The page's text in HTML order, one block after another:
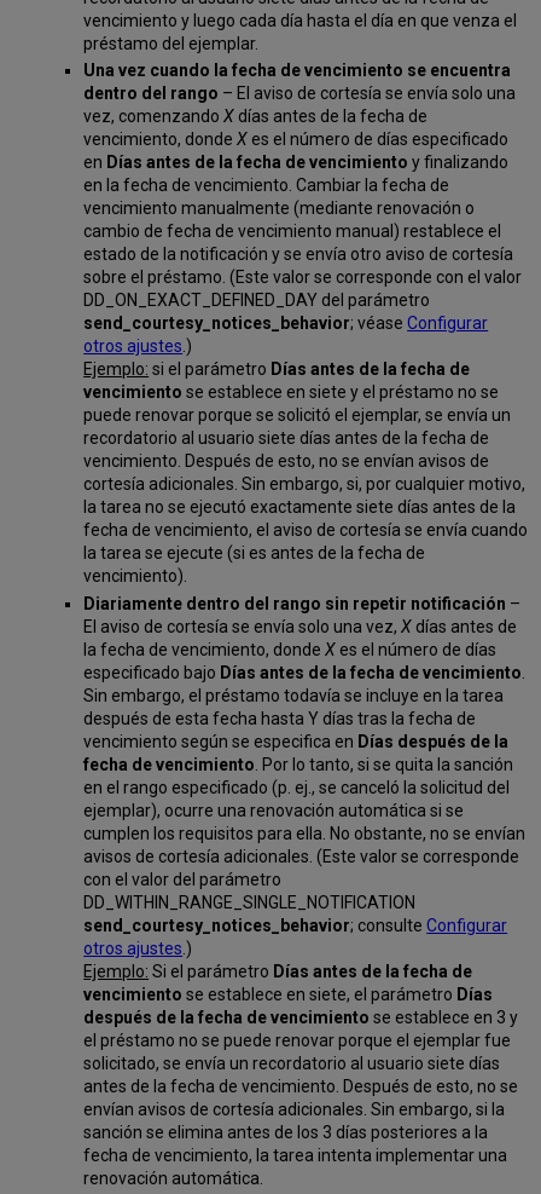
vencimiento y luego cada día hasta el día en que venza el
préstamo del ejemplar.
Una vez cuando la fecha de vencimiento se encuentra
dentro del rango – El aviso de cortesía se envía solo una
vez, comenzandoX días antes de la fecha de
vencimiento, dondeX es el número de días especificado
en Días antes de la fecha de vencimiento y finalizando
en la fecha de vencimiento. Cambiar la fecha de
vencimiento manualmente (mediante renovación o
cambio de fecha de vencimiento manual) restablece el
estado de la notificación y se envía otro aviso de cortesía
sobre el préstamo. (Este valor se corresponde con el valor
DD_ON_EXACT_DEFINED_DAY del parámetro
send_courtesy_notices_behavior; véaseConfigurar
otros ajustes .)
Ejemplo: si el parámetro Días antes de la fecha de
vencimiento se establece en siete y el préstamo no se
puede renovar porque se solicitó el ejemplar, se envía un
recordatorio al usuario siete días antes de la fecha de
vencimiento. Después de esto, no se envían avisos de
cortesía adicionales. Sin embargo, si, por cualquier motivo,
la tarea no se ejecutó exactamente siete días antes de la
fecha de vencimiento, el aviso de cortesía se envía cuando
la tarea se ejecute (si es antes de la fecha de
vencimiento).
Diariamente dentro del rango sin repetir notificación –
El aviso de cortesía se envía solo una vez,X días antes de
la fecha de vencimiento, dondeX es el número de días
especificado bajo Días antes de la fecha de vencimiento
Sin embargo, el préstamo todavía se incluye en la tarea
después de esta fecha hasta Y días tras la fecha de
vencimiento según se especifica en Días después de la
fecha de vencimiento . Por lo tanto, si se quita la sanción
en el rango especificado (p. ej., se canceló la solicitud del
ejemplar), ocurre una renovación automática si se
cumplen los requisitos para ella. No obstante, no se envían
avisos de cortesía adicionales. (Este valor se corresponde
con el valor del parámetro
DD_WITHIN_RANGE_SINGLE_NOTIFICATION
send_courtesy_notices_behavior; consulteConfigurar
otros ajustes .)
Ejemplo: Si el parámetro Días antes de la fecha de
vencimiento se establece en siete, el parámetro Días
después de la fecha de vencimiento se establece en 3 y
el préstamo no se puede renovar porque el ejemplar fue
solicitado, se envía un recordatorio al usuario siete días
antes de la fecha de vencimiento. Después de esto, no se
envían avisos de cortesía adicionales. Sin embargo, si la
sanción se elimina antes de los 3 días posteriores a la
fecha de vencimiento, la tarea intenta implementar una
renovación automática.